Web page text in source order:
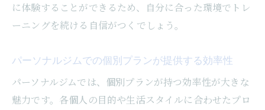
に体験することができるため、自分に合った環境でトレ
ーニングを続ける自信がつくでしょう。
パーソナルジムでの個別プランが提供する効率性
パーソナルジムでは、個別プランが持つ効率性が大きな
魅力です。各個人の目的や生活スタイルに合わせたプロ